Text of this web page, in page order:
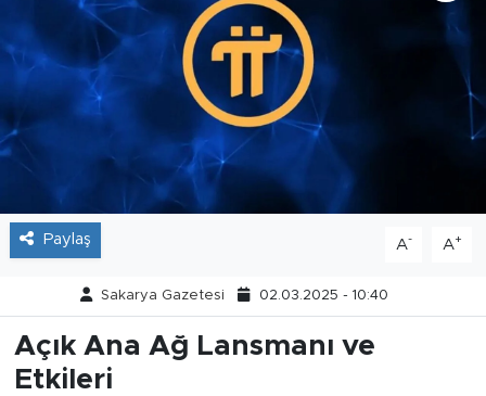
Paylaş A- A+
Sakarya Gazetesi 02.03.2025 - 10:40
Açık Ana Ağ Lansmanı ve
Etkileri
Söyleşi
Foto Şaka